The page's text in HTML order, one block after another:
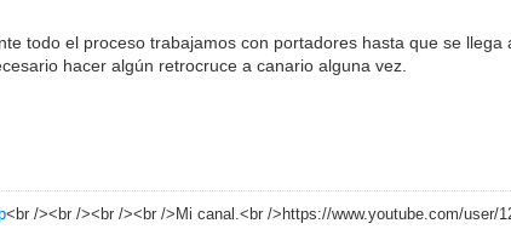
todo el proceso trabajamos con portadores hasta que se llega
hacer algún retrocruce a canario alguna vez.
<br /><br /><br /><br />Mi canal.<br />https://www.youtube.com/user/